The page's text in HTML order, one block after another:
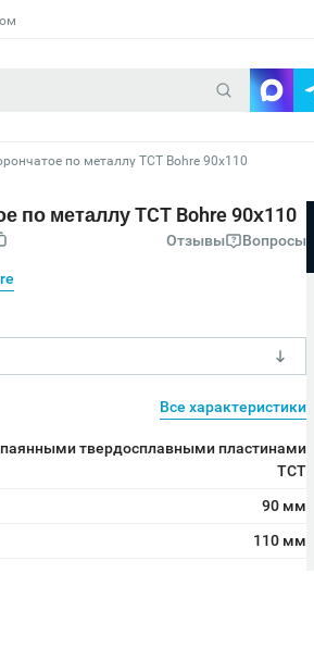
по металлу TCT Bohre 90х110
по металлу TCT Bohre 90х110
Отзывы Вопросы
Все характеристики
твердосплавными пластинами
TCT
90 мм
110 мм